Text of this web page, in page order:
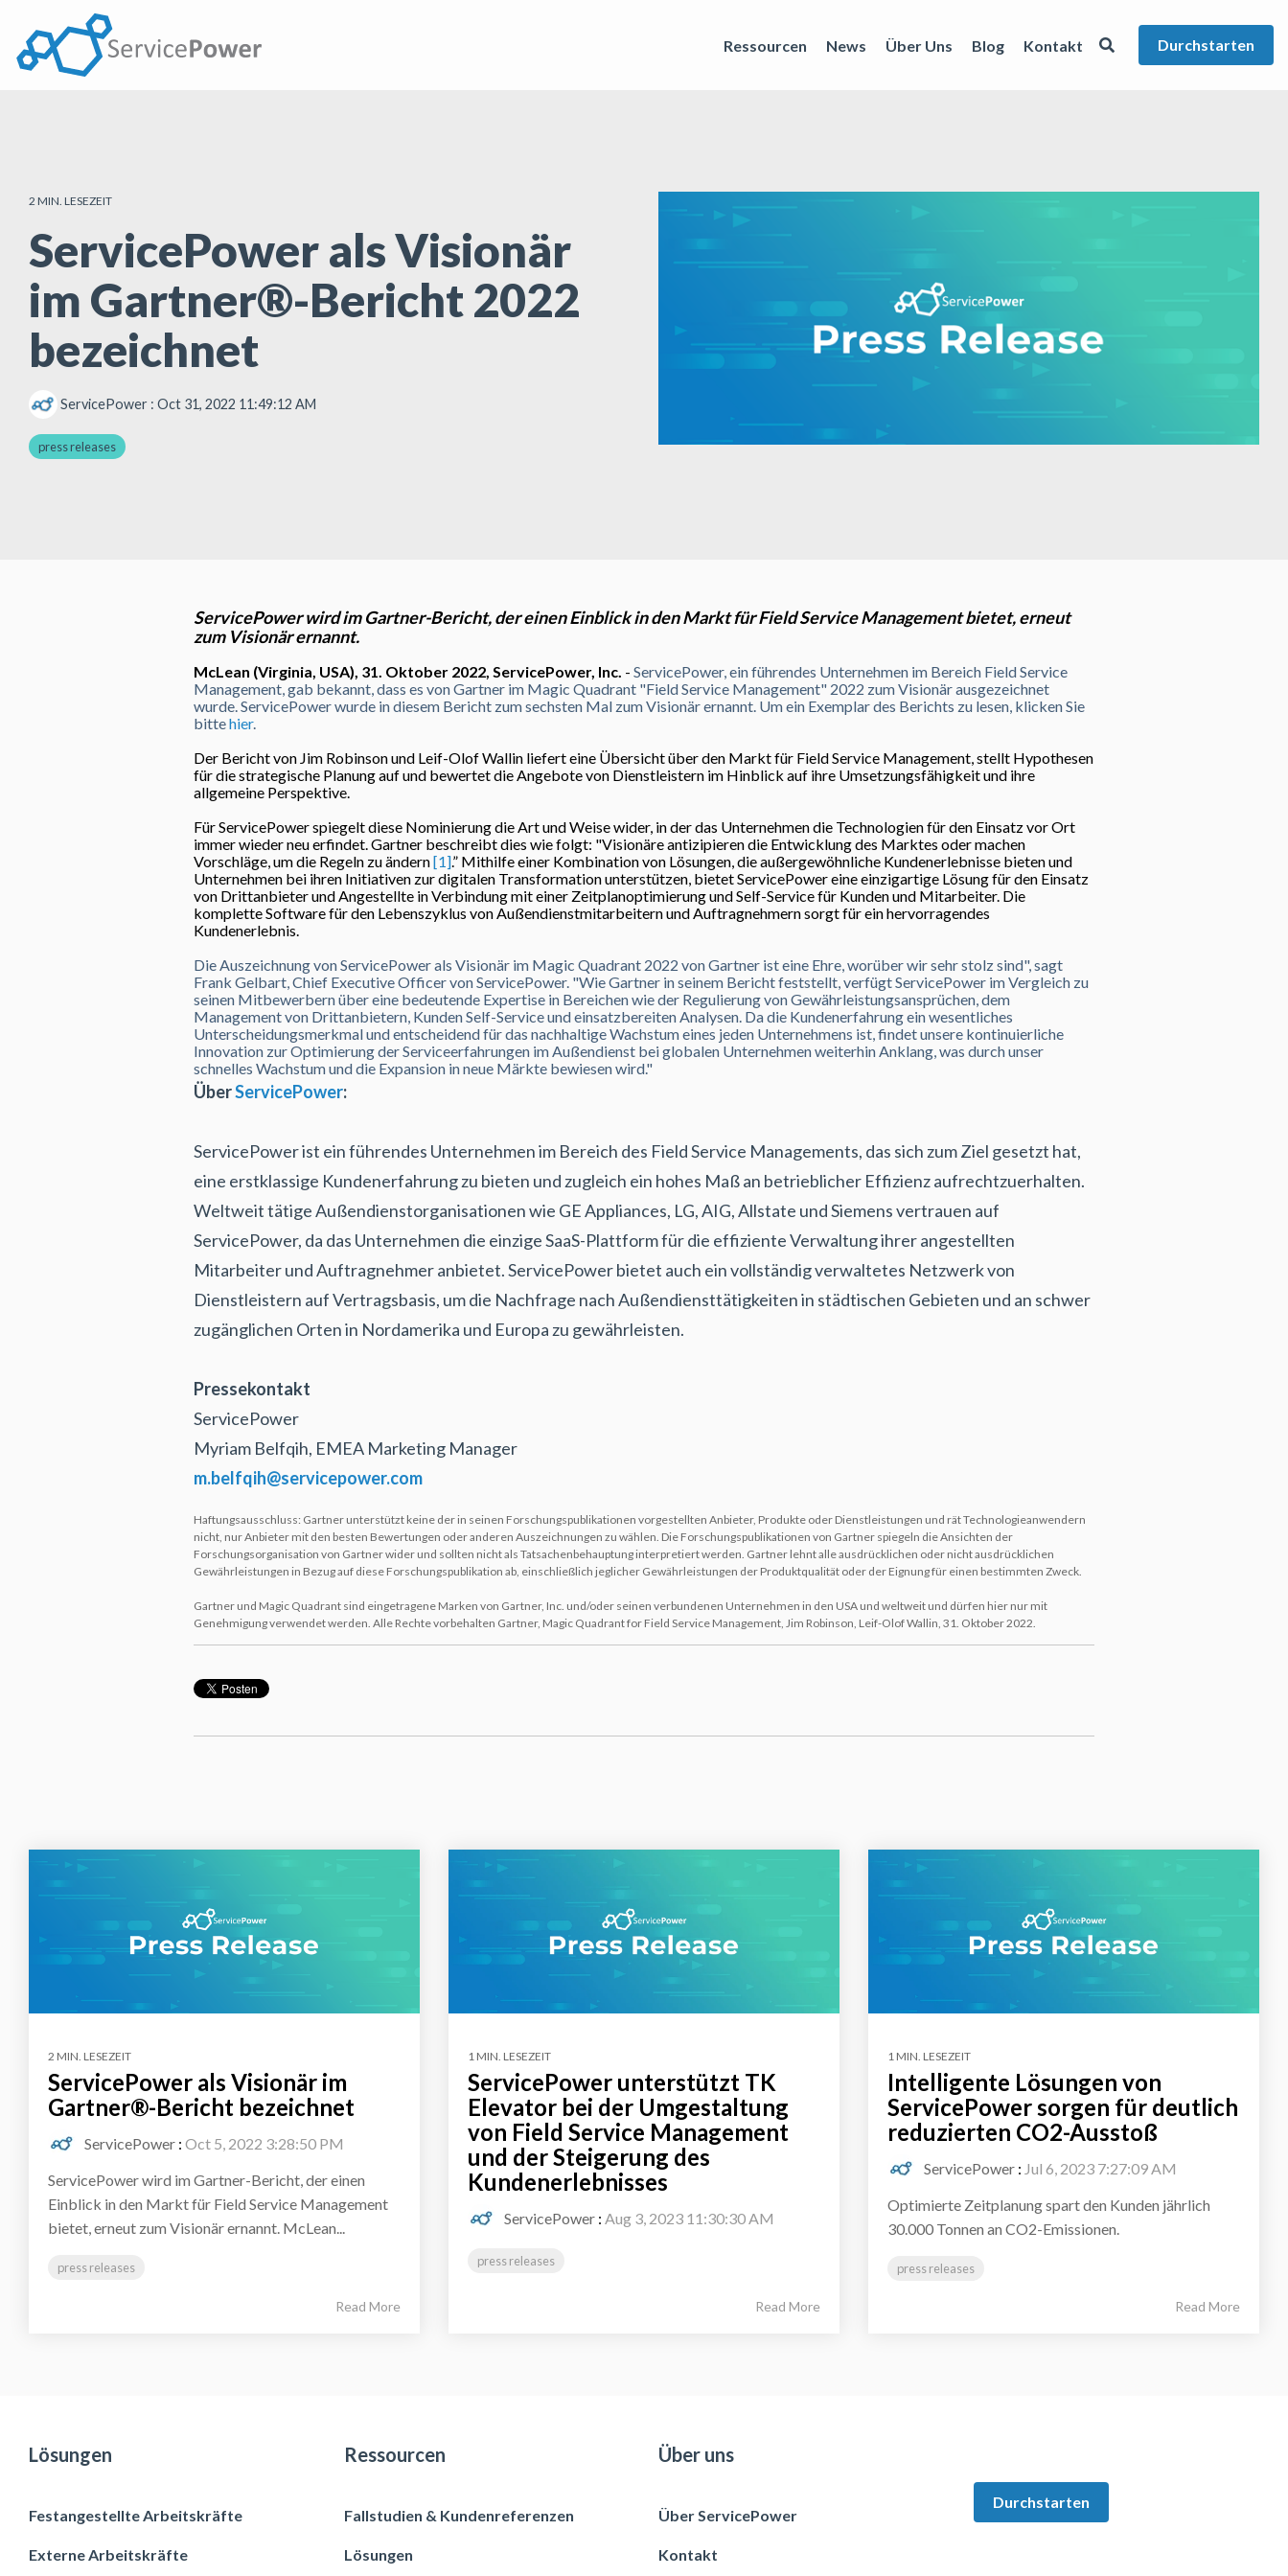
main
content.
Ressourcen News Über Uns Blog Kontakt Durchstarten
2 MIN. LESEZEIT
ServicePower als Visionär
im Gartner®-Bericht 2022
bezeichnet
ServicePower : Oct 31, 2022 11:49:12 AM
press releases
ServicePower wird im Gartner-Bericht, der einen Einblick in den Markt für Field Service Management bietet, erneut
zum Visionär ernannt.
McLean (Virginia, USA), 31. Oktober 2022, ServicePower, Inc. - ServicePower, ein führendes Unternehmen im Bereich Field Service
Management, gab bekannt, dass es von Gartner im Magic Quadrant "Field Service Management" 2022 zum Visionär ausgezeichnet
wurde. ServicePower wurde in diesem Bericht zum sechsten Mal zum Visionär ernannt. Um ein Exemplar des Berichts zu lesen, klicken Sie
bittehier.
Der Bericht von Jim Robinson und Leif-Olof Wallin liefert eine Übersicht über den Markt für Field Service Management, stellt Hypothesen
für die strategische Planung auf und bewertet die Angebote von Dienstleistern im Hinblick auf ihre Umsetzungsfähigkeit und ihre
allgemeine Perspektive.
Für ServicePower spiegelt diese Nominierung die Art und Weise wider, in der das Unternehmen die Technologien für den Einsatz vor Ort
immer wieder neu erfindet. Gartner beschreibt dies wie folgt: "Visionäre antizipieren die Entwicklung des Marktes oder machen
Vorschläge, um die Regeln zu ändern[1].” Mithilfe einer Kombination von Lösungen, die außergewöhnliche Kundenerlebnisse bieten und
Unternehmen bei ihren Initiativen zur digitalen Transformation unterstützen, bietet ServicePower eine einzigartige Lösung für den Einsatz
von Drittanbieter und Angestellte in Verbindung mit einer Zeitplanoptimierung und Self-Service für Kunden und Mitarbeiter. Die
komplette Software für den Lebenszyklus von Außendienstmitarbeitern und Auftragnehmern sorgt für ein hervorragendes
Kundenerlebnis.
Die Auszeichnung von ServicePower als Visionär im Magic Quadrant 2022 von Gartner ist eine Ehre, worüber wir sehr stolz sind", sagt
Frank Gelbart, Chief Executive Officer von ServicePower. "Wie Gartner in seinem Bericht feststellt, verfügt ServicePower im Vergleich zu
seinen Mitbewerbern über eine bedeutende Expertise in Bereichen wie der Regulierung von Gewährleistungsansprüchen, dem
Management von Drittanbietern, Kunden Self-Service und einsatzbereiten Analysen. Da die Kundenerfahrung ein wesentliches
Unterscheidungsmerkmal und entscheidend für das nachhaltige Wachstum eines jeden Unternehmens ist, findet unsere kontinuierliche
Innovation zur Optimierung der Serviceerfahrungen im Außendienst bei globalen Unternehmen weiterhin Anklang, was durch unser
schnelles Wachstum und die Expansion in neue Märkte bewiesen wird."
ÜberServicePower:
ServicePower ist ein führendes Unternehmen im Bereich des Field Service Managements, das sich zum Ziel gesetzt hat,
eine erstklassige Kundenerfahrung zu bieten und zugleich ein hohes Maß an betrieblicher Effizienz aufrechtzuerhalten.
Weltweit tätige Außendienstorganisationen wie GE Appliances, LG, AIG, Allstate und Siemens vertrauen auf
ServicePower, da das Unternehmen die einzige SaaS-Plattform für die effiziente Verwaltung ihrer angestellten
Mitarbeiter und Auftragnehmer anbietet. ServicePower bietet auch ein vollständig verwaltetes Netzwerk von
Dienstleistern auf Vertragsbasis, um die Nachfrage nach Außendiensttätigkeiten in städtischen Gebieten und an schwer
zugänglichen Orten in Nordamerika und Europa zu gewährleisten.
Pressekontakt
ServicePower
Myriam Belfqih, EMEA Marketing Manager
m.belfqih@servicepower.com
Haftungsausschluss: Gartner unterstützt keine der in seinen Forschungspublikationen vorgestellten Anbieter, Produkte oder Dienstleistungen und rät Technologieanwendern
nicht, nur Anbieter mit den besten Bewertungen oder anderen Auszeichnungen zu wählen. Die Forschungspublikationen von Gartner spiegeln die Ansichten der
Forschungsorganisation von Gartner wider und sollten nicht als Tatsachenbehauptung interpretiert werden. Gartner lehnt alle ausdrücklichen oder nicht ausdrücklichen
Gewährleistungen in Bezug auf diese Forschungspublikation ab, einschließlich jeglicher Gewährleistungen der Produktqualität oder der Eignung für einen bestimmten Zweck.
Gartner und Magic Quadrant sind eingetragene Marken von Gartner, Inc. und/oder seinen verbundenen Unternehmen in den USA und weltweit und dürfen hier nur mit
Genehmigung verwendet werden. Alle Rechte vorbehalten Gartner, Magic Quadrant for Field Service Management, Jim Robinson, Leif-Olof Wallin, 31. Oktober 2022.
2 MIN. LESEZEIT
ServicePower als Visionär im
Gartner®-Bericht bezeichnet
ServicePower : Oct 5, 2022 3:28:50 PM
ServicePower wird im Gartner-Bericht, der einen
Einblick in den Markt für Field Service Management
bietet, erneut zum Visionär ernannt. McLean...
press releases
Read More
1 MIN. LESEZEIT
ServicePower unterstützt TK
Elevator bei der Umgestaltung
von Field Service Management
und der Steigerung des
Kundenerlebnisses
ServicePower : Aug 3, 2023 11:30:30 AM
press releases
Read More
1 MIN. LESEZEIT
Intelligente Lösungen von
ServicePower sorgen für deutlich
reduzierten CO2-Ausstoß
ServicePower : Jul 6, 2023 7:27:09 AM
Optimierte Zeitplanung spart den Kunden jährlich
30.000 Tonnen an CO2-Emissionen.
press releases
Read More
Lösungen
Festangestellte Arbeitskräfte
Externe Arbeitskräfte
Ressourcen
Fallstudien & Kundenreferenzen
Lösungen
Über uns
Über ServicePower
Kontakt
Durchstarten